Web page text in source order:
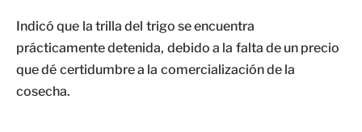
Indicó que la trilla del trigo se encuentra
prácticamente detenida, debido a la falta de un precio
que dé certidumbre a la comercialización de la
cosecha.